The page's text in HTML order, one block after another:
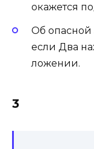
окажется
Об опасной
если Два
ложе­нии.
3